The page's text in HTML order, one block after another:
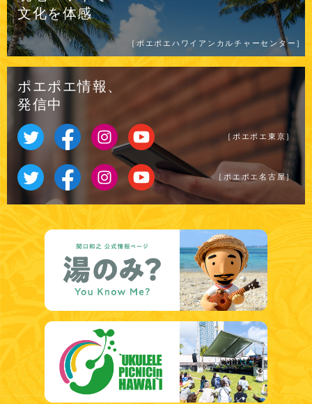
文化を体感
［ポエポエハワイアンカルチャーセンター］
ポエポエ情報、
発信中
［ポエポエ東京］
［ポエポエ名古屋］